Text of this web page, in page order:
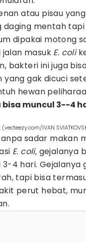
atau pisau
mentah tapi
dipakai motong
jalan masuk E. coli
bakteri ini juga
yang gak dicuci
hewan
bisa muncul 3--4
IVAN
sadar makan
E. coli, gejalanya
4 hari. Gejalanya
tapi bisa
perut hebat,